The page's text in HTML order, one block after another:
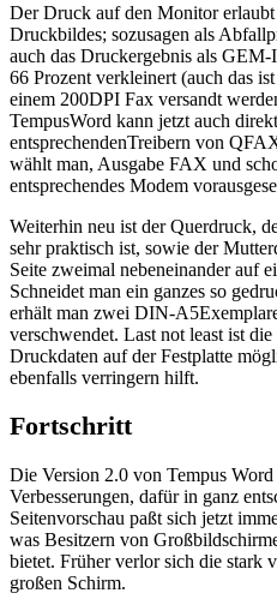
Der Druck auf den Monitor
Druckbildes; sozusagen als
auch das Druckergebnis als
66 Prozent verkleinert (auch das
einem 200DPI Fax versandt
TempusWord kann jetzt auch
entsprechendenTreibern von
wählt man, Ausgabe FAX und
entsprechendes Modem
Weiterhin neu ist der Querdruck,
sehr praktisch ist, sowie der
Seite zweimal nebeneinander auf
Schneidet man ein ganzes so
erhält man zwei DIN-
verschwendet. Last not least ist
Druckdaten auf der Festplatte
ebenfalls verringern hilft.
Fortschritt
Die Version 2.0 von Tempus
Verbesserungen, dafür in ganz
Seitenvorschau paßt sich jetzt
was Besitzern von
bietet. Früher verlor sich die stark
großen Schirm.